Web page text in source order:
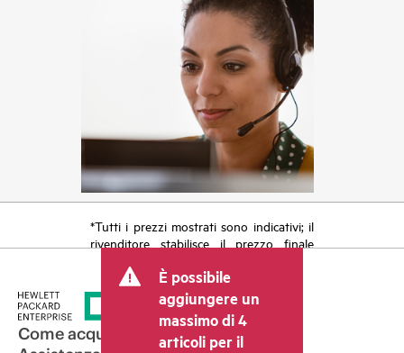
*Tutti i prezzi mostrati sono indicativi; il
rivenditore stabilisce il prezzo finale
costi, come le imposte sulla vendita/IVA
e le spese di spedizione. Il prezzo della
transazione stabilito dal rivenditore può
variare rispetto a quello di altri
rivenditori e al prezzo indicativo
È possibile
aggiungere un
massimo di 4
articoli per il
Come acquistare